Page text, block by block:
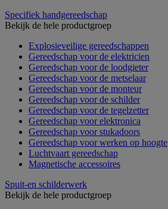
Specifiek handgereedschap
Bekijk de hele productgroep
Explosieveilige gereedschappen
Gereedschap voor de elektricien
Gereedschap voor de loodgieter
Gereedschap voor de metselaar
Gereedschap voor de monteur
Gereedschap voor de schilder
Gereedschap voor de tegelzetter
Gereedschap voor elektronica
Gereedschap voor stukadoors
Gereedschap voor werken op hoogte
Luchtvaart gereedschap
Magnetische accessoires
Spuit-en schilderwerk
Bekijk de hele productgroep